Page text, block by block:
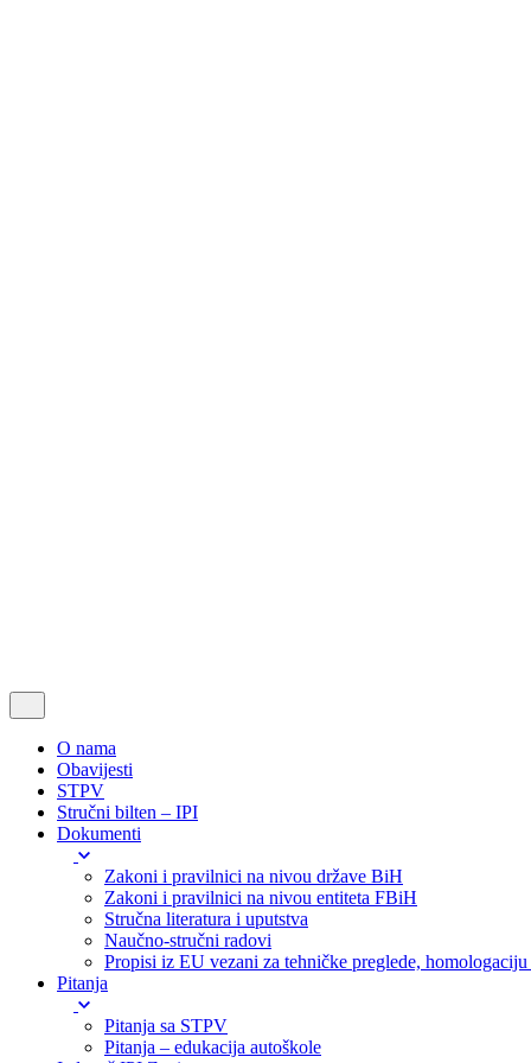
O nama
Obavijesti
STPV
Stručni bilten – IPI
Dokumenti
Zakoni i pravilnici na nivou države BiH
Zakoni i pravilnici na nivou entiteta FBiH
Stručna literatura i uputstva
Naučno-stručni radovi
Propisi iz EU vezani za tehničke preglede,
Pitanja
Pitanja sa STPV
Pitanja – edukacija autoškole